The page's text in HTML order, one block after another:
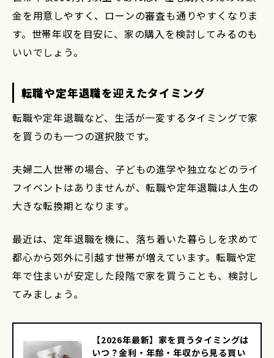
金を用意しやすく、ローンの審査も通りやすくなりま
す。世帯年収を目安に、家の購入を検討してみるのも
いいでしょう。
転職や定年退職を迎えたタイミング
転職や定年退職など、生活が一変するタイミングで家
を買うのも一つの選択肢です。
夫婦二人世帯の場合、子どもの進学や独立などのライ
フイベントはありませんが、転職や定年退職は人生の
大きな転換期となります。
最近は、定年退職を機に、落ち着いた暮らしを求めて
都心から郊外に引越す世帯が増えています。転職や定
年で住まいが安定した段階で家を買うことも、検討し
てみましょう。
【2026年最新】家を買うタイミングは
いつ？金利・年齢・年収から見る買い